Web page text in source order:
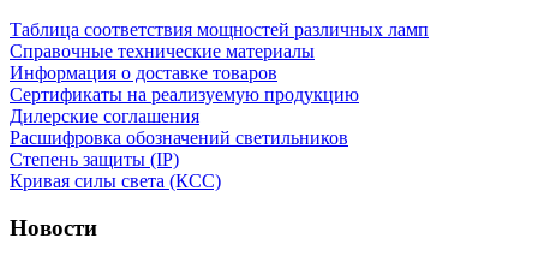
Таблица соответствия мощностей различных ламп
Справочные технические материалы
Информация о доставке товаров
Сертификаты на реализуемую продукцию
Дилерские соглашения
Расшифровка обозначений светильников
Степень защиты (IP)
Кривая силы света (КСС)
Новости